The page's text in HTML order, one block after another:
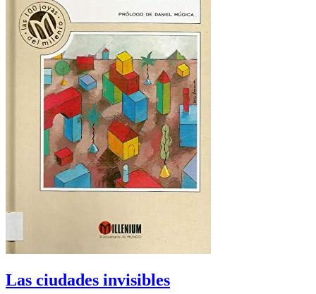
Las ciudades invisibles